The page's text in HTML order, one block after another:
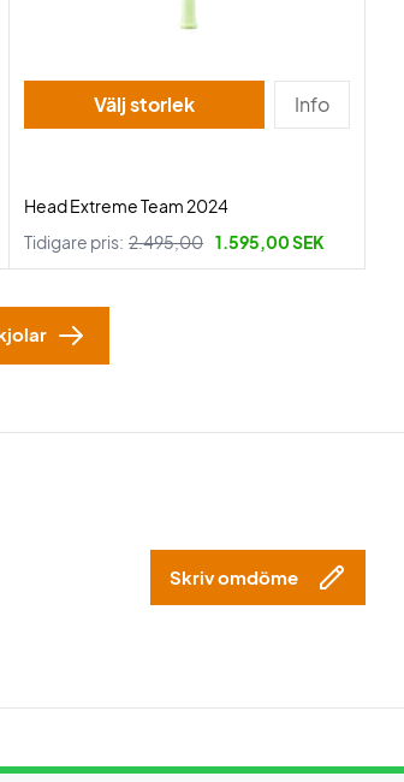
Välj storlek Info
Head Extreme Team 2024
Tidigare pris: 2.495,00 1.595,00 SEK
Skriv omdöme